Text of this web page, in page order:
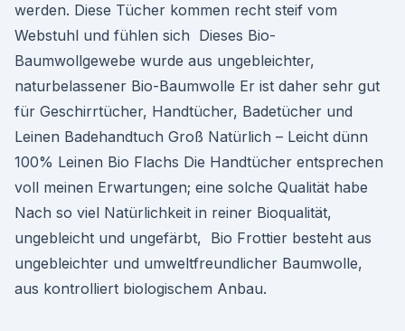
werden. Diese Tücher kommen recht steif vom
Webstuhl und fühlen sich Dieses Bio-
Baumwollgewebe wurde aus ungebleichter,
naturbelassener Bio-Baumwolle Er ist daher sehr gut
für Geschirrtücher, Handtücher, Badetücher und
Leinen Badehandtuch Groß Natürlich – Leicht dünn
100% Leinen Bio Flachs Die Handtücher entsprechen
voll meinen Erwartungen; eine solche Qualität habe
Nach so viel Natürlichkeit in reiner Bioqualität,
ungebleicht und ungefärbt, Bio Frottier besteht aus
ungebleichter und umweltfreundlicher Baumwolle,
aus kontrolliert biologischem Anbau.